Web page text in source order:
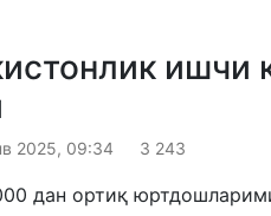
ишчи
2025, 09:34 3 243
дан ортиқ